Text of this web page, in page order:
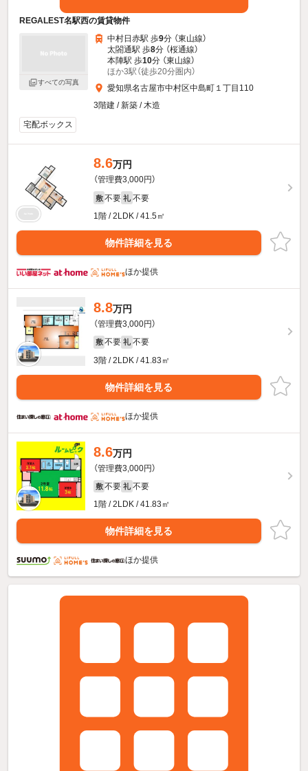
REGALEST名駅西の賃貸物件
すべての写真
中村日赤駅 歩9分 （東山線）
太閤通駅 歩8分 （桜通線）
本陣駅 歩10分 （東山線）
ほか3駅（徒歩20分圏内）
愛知県名古屋市中村区中島町１丁目110
3階建 / 新築 / 木造
宅配ボックス
8.6万円
（管理費3,000円）
敷 不要 礼 不要
1階 / 2LDK / 41.5㎡
物件詳細を見る
ほか提供
8.8万円
（管理費3,000円）
敷 不要 礼 不要
3階 / 2LDK / 41.83㎡
物件詳細を見る
ほか提供
8.6万円
（管理費3,000円）
敷 不要 礼 不要
1階 / 2LDK / 41.83㎡
物件詳細を見る
ほか提供